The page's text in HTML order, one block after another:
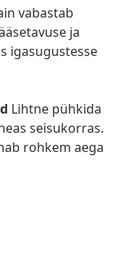
vabastab
ja
igasugustesse
Lihtne pühkida
seisukorras.
rohkem aega